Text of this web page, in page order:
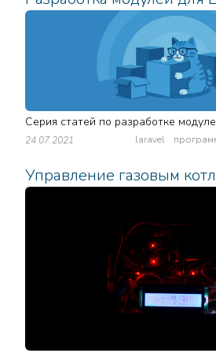
Серия статей по разработке
24.07.2021 laravel
Управление газовым